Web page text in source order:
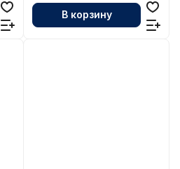
В корзину